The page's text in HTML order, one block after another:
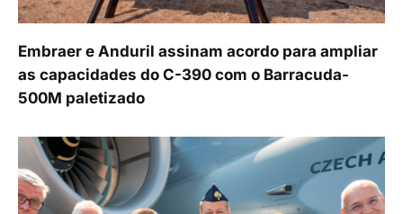
Embraer e Anduril assinam acordo para ampliar
as capacidades do C-390 com o Barracuda-
500M paletizado